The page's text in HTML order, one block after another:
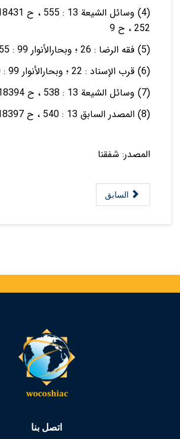
252 ، ح 9
(5) فقه الرضا : 26 ؛ وبحارالأنوار 99 : 255
(6) قرب الإسناد : 22 ؛ وبحارالأنوار 99 : 250 ، ح 3
(7) وسائل الشيعة 13 : 538 ، ح 18394
(8) المصدر السابق 13 : 540 ، ح 18397
المصدر: شفقنا
السابق
اتصل بنا